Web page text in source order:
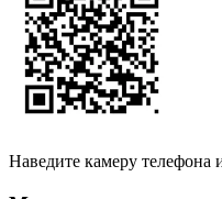
Наведите камеру телефона